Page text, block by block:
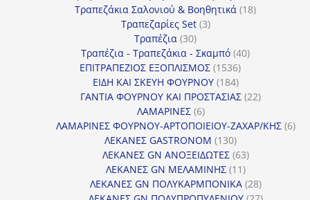
Τραπεζάκια Σαλονιού & Βοηθητικά 1818
Τραπεζαρίες Set 33
Τραπέζια 3030
προϊόντα
Τραπέζια - Τραπεζάκια - Σκαμπό 4040
ΕΠΙΤΡΑΠΕΖΙΟΣ ΕΞΟΠΛΙΣΜΟΣ 15361536
προϊόντα
ΕΙΔΗ ΚΑΙ ΣΚΕΥΗ ΦΟΥΡΝΟΥ 184184
προϊόντα
ΓΑΝΤΙΑ ΦΟΥΡΝΟΥ ΚΑΙ ΠΡΟΣΤΑΣΙΑΣ 2222
ΛΑΜΑΡΙΝΕΣ 66
προϊόντα
ΛΑΜΑΡΙΝΕΣ ΦΟΥΡΝΟΥ-ΑΡΤΟΠΟΙΕΙΟΥ-ΖΑΧΑΡ/ΚΗΣ 66
ΛΕΚΑΝΕΣ GASTRONOM 130130
προϊόντα
ΛΕΚΑΝΕΣ GN ΑΝΟΞΕΙΔΩΤΕΣ 6363
ΛΕΚΑΝΕΣ GN ΜΕΛΑΜΙΝΗΣ 1111
προϊόντα
ΛΕΚΑΝΕΣ GN ΠΟΛΥΚΑΡΜΠΟΝΙΚΑ 2828
προϊόντα
27